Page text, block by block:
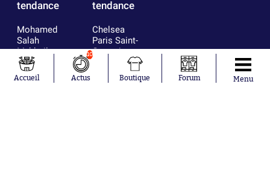
tendance
Mohamed
Salah
Mykhailo
Mudryk
Neymar
Khalis Merah
tendance
Chelsea
Paris Saint-
Germain
Bordeaux
Olympique
lyonnais
Accueil
10
Actus Boutique Forum Menu